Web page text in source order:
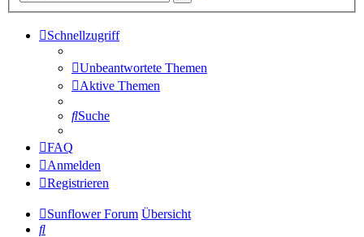
Schnellzugriff
Unbeantwortete Themen
Aktive Themen
Suche
FAQ
Anmelden
Registrieren
Sunflower Forum Übersicht
Suche